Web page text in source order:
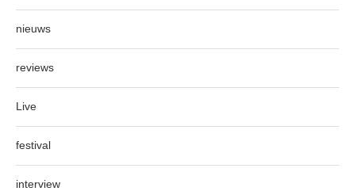
nieuws
reviews
Live
festival
interview